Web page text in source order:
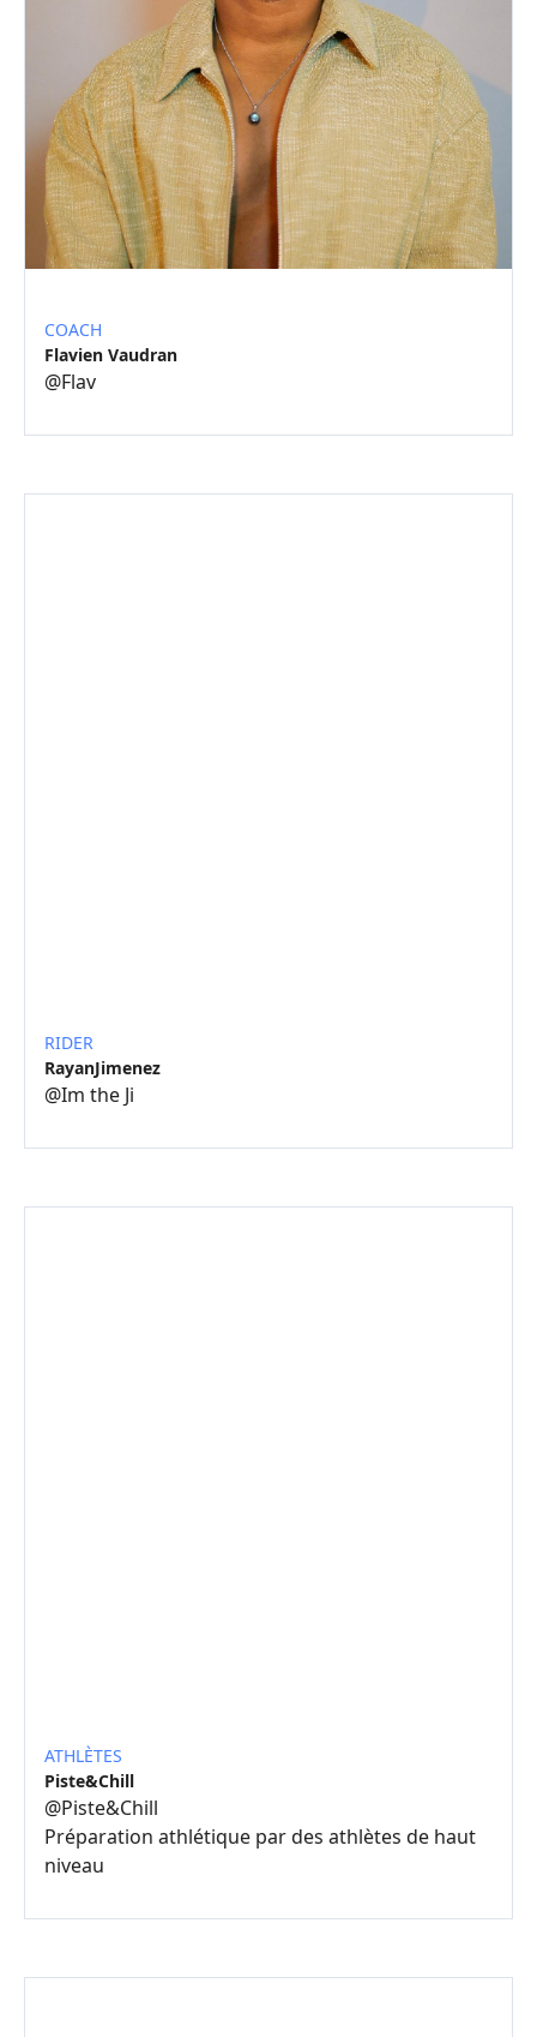
COACH
Flavien Vaudran
@Flav
RIDER
RayanJimenez
@Im the Ji
ATHLÈTES
Piste&Chill
@Piste&Chill
Préparation athlétique par des athlètes de haut
niveau